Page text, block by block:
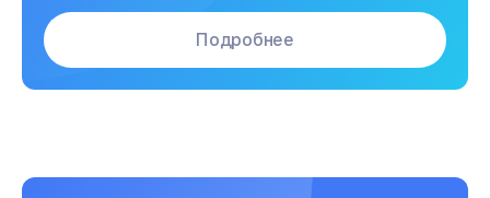
Подробнее